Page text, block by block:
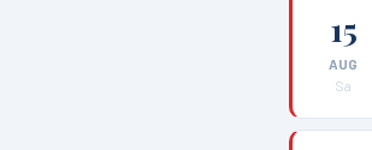
15
AUG
Sa